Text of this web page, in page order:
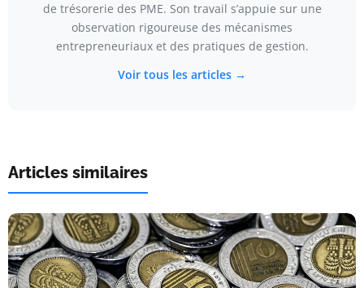
de trésorerie des PME. Son travail s’appuie sur une
observation rigoureuse des mécanismes
entrepreneuriaux et des pratiques de gestion.
Voir tous les articles →
Articles similaires